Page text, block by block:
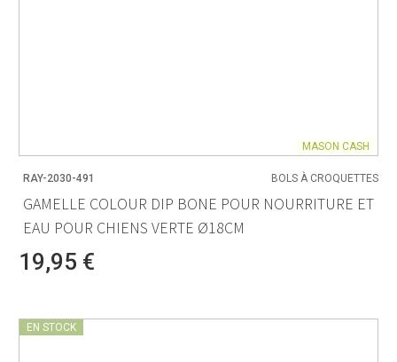
MASON CASH
RAY-2030-491 BOLS À CROQUETTES
GAMELLE COLOUR DIP BONE POUR NOURRITURE ET
EAU POUR CHIENS VERTE Ø18CM
19,95 €
EN STOCK